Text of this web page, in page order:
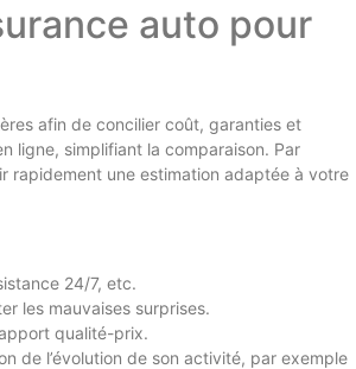
auto pour
afin de concilier coût, garanties et
ligne, simplifiant la comparaison. Par
rapidement une estimation adaptée à votre
24/7, etc.
les mauvaises surprises.
qualité-prix.
de l’évolution de son activité, par exemple